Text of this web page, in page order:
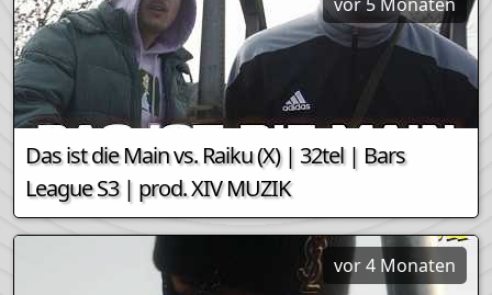
Das ist die Main vs. Raiku (X) | 32tel | Bars
League S3 | prod. XIV MUZIK
vor 4 Monaten